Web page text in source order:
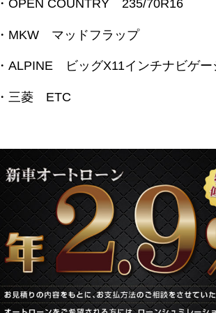
・OPEN COUNTRY 235/70R16
・MKW マッドフラップ
・ALPINE ビッグX11インチナビゲー
・三菱 ETC